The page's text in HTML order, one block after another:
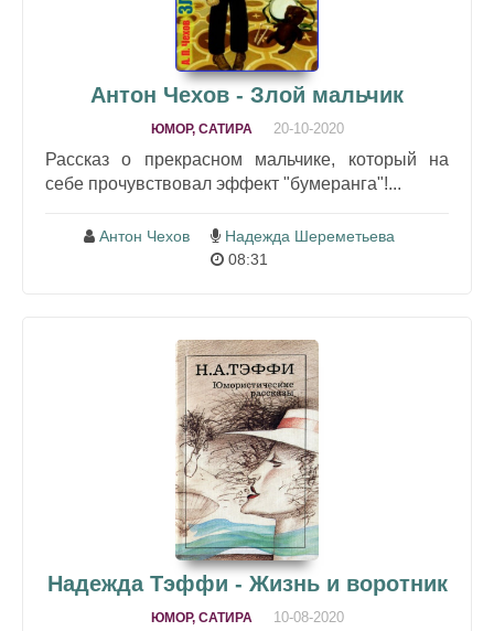
Антон Чехов - Злой мальчик
ЮМОР, САТИРА 20-10-2020
Рассказ о прекрасном мальчике, который на
себе прочувствовал эффект "бумеранга"!...
Антон Чехов
Надежда Шереметьева
08:31
Надежда Тэффи - Жизнь и воротник
ЮМОР, САТИРА 10-08-2020